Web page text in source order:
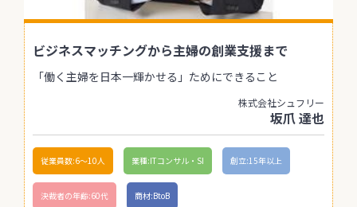
ビジネスマッチングから主婦の創業支援まで
「働く主婦を日本一輝かせる」ためにできること
株式会社シュフリー
坂爪 達也
従業員数:6～10人 業種:ITコンサル・SI 創立:15年以上
決裁者の年齢:60代 商材:BtoB